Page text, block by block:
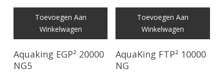
Toevoegen Aan
Winkelwagen
Aquaking EGP² 20000
NG5
Toevoegen Aan
Winkelwagen
AquaKing FTP² 10000
NG